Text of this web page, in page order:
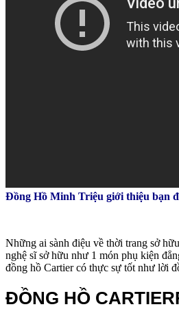
Đồng Hồ Minh Triệu giới thiệu bạn
Những ai sành điệu về thời trang sở
nghệ sĩ sở hữu như 1 món phụ kiện
đồng hồ Cartier có thực sự tốt như lời
ĐỒNG HỒ